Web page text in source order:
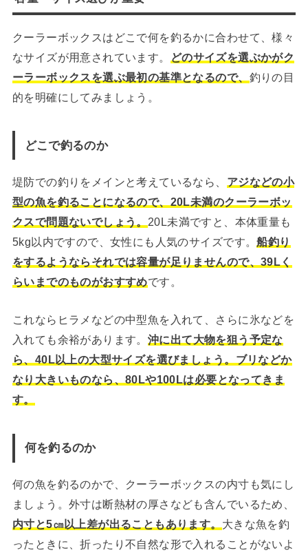
クーラーボックスはどこで何を釣るかに合わせて、様々
なサイズが用意されています。
どのサイズを選ぶかがク
ーラーボックスを選ぶ最初の基準となるので、 釣りの目
的を明確にしてみましょう。
どこで釣るのか
堤防での釣りをメインと考えているなら、 アジなどの小
型の魚を釣ることになるので、20L未満のクーラーボッ
クスで問題ないでしょう。 20L未満ですと、本体重量も
5kg以内ですので、女性にも人気のサイズです。船釣り
をするようならそれでは容量が足りませんので、39Lく
らいまでのものがおすすめです。
これならヒラメなどの中型魚を入れて、さらに氷などを
入れても余裕があります。 沖に出て大物を狙う予定な
ら、40L以上の大型サイズを選びましょう。ブリなどか
なり大きいものなら、80Lや100Lは必要となってきま
す。
何を釣るのか
何の魚を釣るのかで、クーラーボックスの内寸も気にし
ましょう。外寸は断熱材の厚さなども含んでいるため、
内寸と5㎝以上差が出ることもあります。 大きな魚を釣
ったときに、折ったり不自然な形で入れることがないよ